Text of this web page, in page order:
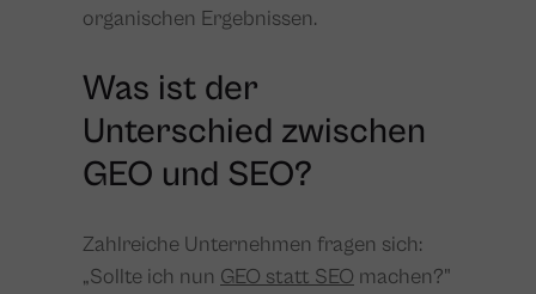
organischen Ergebnissen.
Was ist der
Unterschied zwischen
GEO und SEO?
Zahlreiche Unternehmen fragen sich:
„Sollte ich nun GEO statt SEO machen?"